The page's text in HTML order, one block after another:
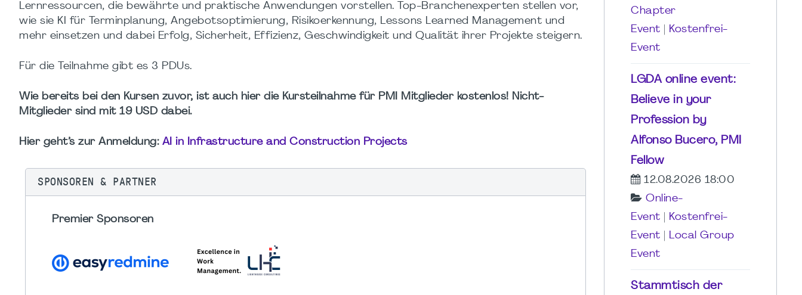
Lernressourcen, die bewährte und praktische Anwendungen vorstellen. Top-Branchenexperten stellen vor,
wie sie KI für Terminplanung, Angebotsoptimierung, Risikoerkennung, Lessons Learned Management und
mehr einsetzen und dabei Erfolg, Sicherheit, Effizienz, Geschwindigkeit und Qualität ihrer Projekte steigern.
Für die Teilnahme gibt es 3 PDUs.
Wie bereits bei den Kursen zuvor, ist auch hier die Kursteilnahme für PMI Mitglieder kostenlos! Nicht-
Mitglieder sind mit 19 USD dabei.
Hier geht’s zur Anmeldung: AI in Infrastructure and Construction Projects
SPONSOREN & PARTNER
Premier Sponsoren
Chapter
Event
Kostenfrei-
Event
LGDA online event:
Believe in your
Profession by
Alfonso Bucero, PMI
Fellow
12.08.2026 18:00
Online-
Event
Kostenfrei-
Event
Local Group
Event
Stammtisch der